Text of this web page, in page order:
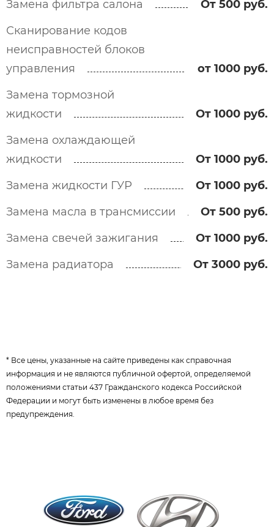
Замена фильтра салона
От 500 руб.
Сканирование кодов
неисправностей блоков
управления
от 1000 руб.
Замена тормозной
жидкости
От 1000 руб.
Замена охлаждающей
жидкости
От 1000 руб.
Замена жидкости ГУР
От 1000 руб.
Замена масла в трансмиссии
От 500 руб.
Замена свечей зажигания
От 1000 руб.
Замена радиатора
От 3000 руб.
* Все цены, указанные на сайте приведены как справочная
информация и не являются публичной офертой, определяемой
положениями статьи 437 Гражданского кодекса Российской
Федерации и могут быть изменены в любое время без
предупреждения.